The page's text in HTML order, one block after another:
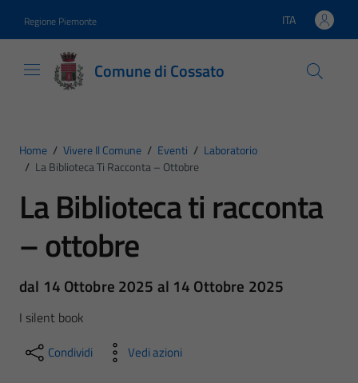
Regione Piemonte Lingua attiva:
ITA
Comune di Cossato
Home / Vivere Il Comune / Eventi / Laboratorio
/ La Biblioteca Ti Racconta – Ottobre
La Biblioteca ti racconta
– ottobre
dal 14 Ottobre 2025 al 14 Ottobre 2025
I silent book
Condividi Vedi azioni